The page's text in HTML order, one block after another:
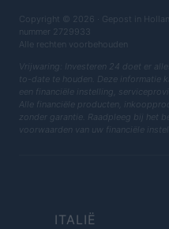
Copyright © 2026 · Gepost in
nummer 2729933
Alle rechten voorbehouden
Vrijwaring: Investeren 24 doet er
to-date te houden. Deze informatie
een financiële instelling,
Alle financiële producten,
zonder garantie. Raadpleeg bij het
voorwaarden van uw financiële
ITALIË